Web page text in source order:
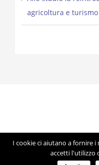
agricoltura e turismo
© Copyright 2012 -
04041350283 | Made
I cookie ci aiutano a fornire
accetti l'utilizzo